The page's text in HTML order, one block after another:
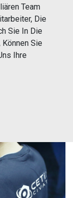
Team
Die
Sie In Die
Sie
Ihre